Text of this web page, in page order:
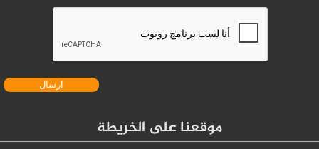
موقعنا على الخريطة